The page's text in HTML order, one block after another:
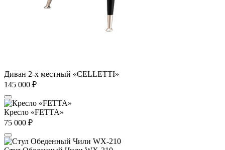
Диван 2-х местный «CELLETTI»
145 000 ₽
Кресло «FETTA»
75 000 ₽